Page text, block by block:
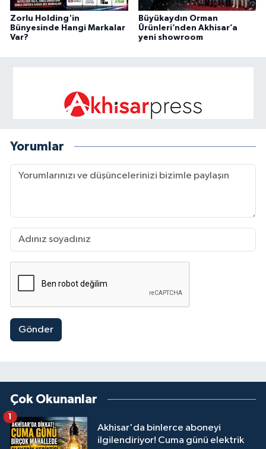
Zorlu Holding'in
Bünyesinde Hangi Markalar
Var?
Büyükaydın Orman
Ürünleri’nden Akhisar’a
yeni showroom
Yorumlar
Gönder
Çok Okunanlar
Akhisar'da binlerce aboneyi
ilgilendiriyor! Cuma günü elektrik
1